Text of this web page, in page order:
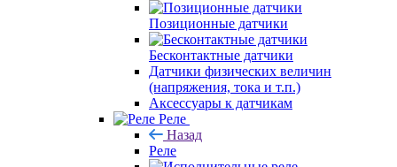
Позиционные датчики
Бесконтактные датчики
Датчики физических величин
(напряжения, тока и т.п.)
Аксессуары к датчикам
Реле
Назад
Реле